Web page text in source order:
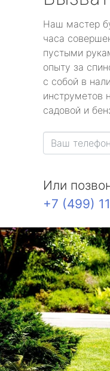
Наш мастер
часа
пустыми
опыту за
с собой в
инструметов
садовой и
Или
+7 (499)